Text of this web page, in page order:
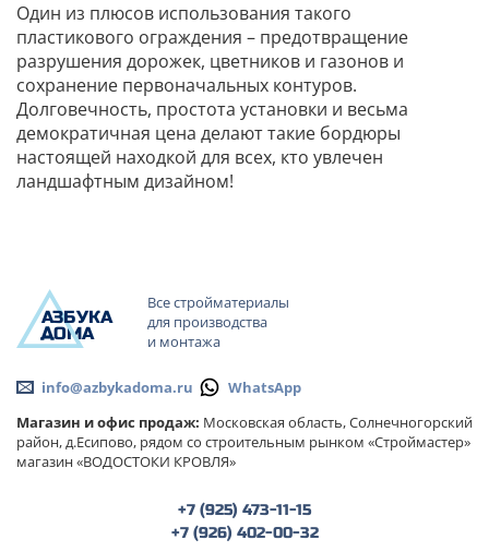
Один из плюсов использования такого
пластикового ограждения – предотвращение
разрушения дорожек, цветников и газонов и
сохранение первоначальных контуров.
Долговечность, простота установки и весьма
демократичная цена делают такие бордюры
настоящей находкой для всех, кто увлечен
ландшафтным дизайном!
ОМА
АЗБУКА
Все стройматериалы
для производства
и монтажа
info@azbykadoma.ru
WhatsApp
Магазин и офис продаж: Московская область, Солнечногорский
район, д.Есипово, рядом со строительным рынком «Строймастер»
магазин «ВОДОСТОКИ КРОВЛЯ»
+7 (925) 473-11-15
+7 (926) 402-00-32